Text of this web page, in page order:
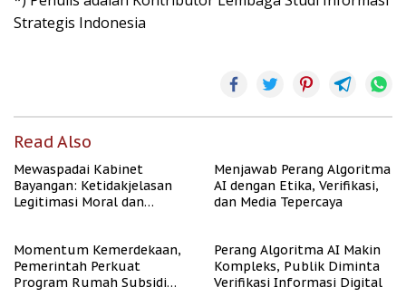
Strategis Indonesia
Read Also
Mewaspadai Kabinet
Bayangan: Ketidakjelasan
Legitimasi Moral dan
Menjawab Perang Algoritma
AI dengan Etika, Verifikasi,
dan Media Tepercaya
Momentum Kemerdekaan,
Pemerintah Perkuat
Program Rumah Subsidi
Perang Algoritma AI Makin
Kompleks, Publik Diminta
Verifikasi Informasi Digital